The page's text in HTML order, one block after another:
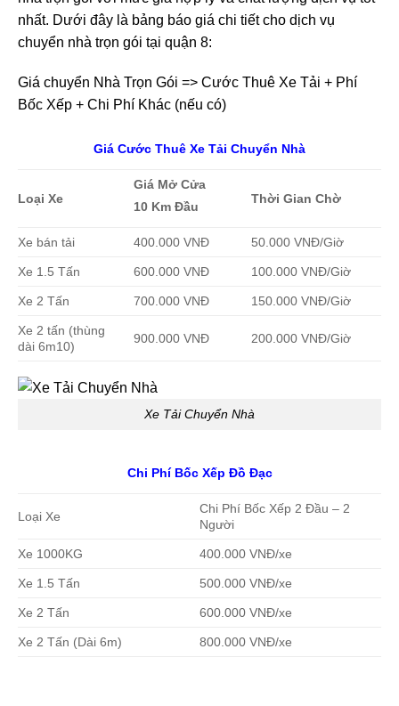
nhất. Dưới đây là bảng báo giá chi tiết cho dịch vụ
chuyển nhà trọn gói tại quận 8:
Giá chuyển Nhà Trọn Gói => Cước Thuê Xe Tải + Phí
Bốc Xếp + Chi Phí Khác (nếu có)
Giá Cước Thuê Xe Tải Chuyển Nhà
Loại Xe
Giá Mở Cửa
10 Km Đầu
Thời Gian Chờ
Xe bán tải 400.000 VNĐ 50.000 VNĐ/Giờ
Xe 1.5 Tấn 600.000 VNĐ 100.000 VNĐ/Giờ
Xe 2 Tấn 700.000 VNĐ 150.000 VNĐ/Giờ
Xe 2 tấn (thùng
dài 6m10)
900.000 VNĐ 200.000 VNĐ/Giờ
Xe Tải Chuyển Nhà
Chi Phí Bốc Xếp Đồ Đạc
Loại Xe
Chi Phí Bốc Xếp 2 Đầu – 2
Người
Xe 1000KG 400.000 VNĐ/xe
Xe 1.5 Tấn 500.000 VNĐ/xe
Xe 2 Tấn 600.000 VNĐ/xe
Xe 2 Tấn (Dài 6m) 800.000 VNĐ/xe